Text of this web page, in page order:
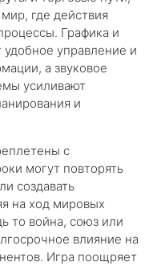
где действия
Графика и
управление и
а звуковое
усиливают
и
с
могут повторять
создавать
на ход мировых
то война, союз или
влияние на
Игра поощряет